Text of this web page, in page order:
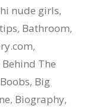
nude girls,
, Bathroom,
,
Behind The
, Big
, Biography,